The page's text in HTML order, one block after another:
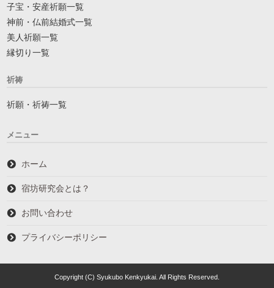
子宝・安産祈願一覧
神前・仏前結婚式一覧
美人祈願一覧
縁切り一覧
祈祷
祈願・祈祷一覧
メニュー
ホーム
宿坊研究会とは？
お問い合わせ
プライバシーポリシー
Copyright (C) Syukubo Kenkyukai. All Rights Reserved.